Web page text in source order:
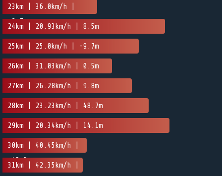
23km | 36.0km/h |
-2.7m
24km | 20.93km/h | 8.5m
25km | 25.0km/h | -9.7m
26km | 31.03km/h | 0.5m
27km | 26.28km/h | 9.8m
28km | 23.23km/h | 48.7m
29km | 20.34km/h | 14.1m
30km | 40.45km/h |
-45.3m
31km | 42.35km/h |